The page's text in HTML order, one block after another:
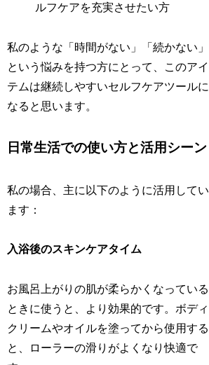
ルフケアを充実させたい方
私のような「時間がない」「続かない」
という悩みを持つ方にとって、このアイ
テムは継続しやすいセルフケアツールに
なると思います。
日常生活での使い方と活用シーン
私の場合、主に以下のように活用してい
ます：
入浴後のスキンケアタイム
お風呂上がりの肌が柔らかくなっている
ときに使うと、より効果的です。ボディ
クリームやオイルを塗ってから使用する
と、ローラーの滑りがよくなり快適で